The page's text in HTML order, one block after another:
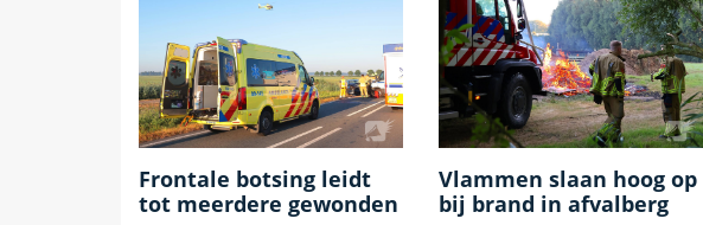
Frontale botsing leidt
tot meerdere gewonden
Vlammen slaan hoog op
bij brand in afvalberg